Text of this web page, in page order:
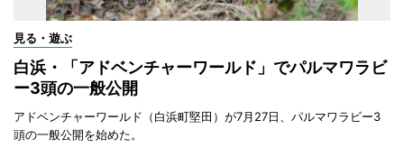
見る・遊ぶ
白浜・「アドベンチャーワールド」でパルマワラビ
ー3頭の一般公開
アドベンチャーワールド（白浜町堅田）が7月27日、パルマワラビー3
頭の一般公開を始めた。